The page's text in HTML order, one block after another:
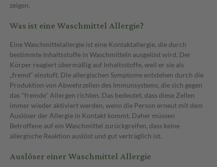
zeigen.
Was ist eine Waschmittel Allergie?
Eine Waschmittelallergie ist eine Kontaktallergie, die durch
bestimmte Inhaltsstoffe in Waschmitteln ausgelöst wird. Der
Körper reagiert übermäßig auf Inhaltsstoffe, weil er sie als
„fremd“ einstuft. Die allergischen Symptome entstehen durch die
Produktion von Abwehrzellen des Immunsystems, die sich gegen
das "fremde" Allergen richten. Das bedeutet, dass diese Zellen
immer wieder aktiviert werden, wenn die Person erneut mit dem
Auslöser der Allergie in Kontakt kommt. Daher müssen
Betroffene auf ein Waschmittel zurückgreifen, dass keine
allergische Reaktion auslöst und gut verträglich ist.
Auslöser einer Waschmittel Allergie